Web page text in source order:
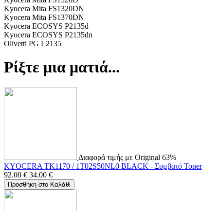
Kyocera Mita FS1320DN
Kyocera Mita FS1370DN
Kyocera ECOSYS P2135d
Kyocera ECOSYS P2135dn
Olivetti PG L2135
Ρίξτε μια ματιά...
Διαφορά τιμής με Original 63%
KYOCERA TK1170 / 1T02S50NL0 BLACK - Συμβατό Toner
92.00 € 34.00 €
Προσθήκη στο Καλάθι